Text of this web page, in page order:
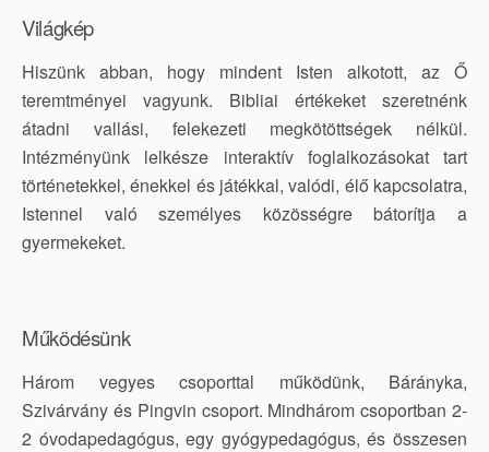
Világkép
Hiszünk abban, hogy mindent Isten alkotott, az Ő
teremtményei vagyunk. Bibliai értékeket szeretnénk
átadni vallási, felekezeti megkötöttségek nélkül.
Intézményünk lelkésze interaktív foglalkozásokat tart
történetekkel, énekkel és játékkal, valódi, élő kapcsolatra,
Istennel való személyes közösségre bátorítja a
gyermekeket.
Működésünk
Három vegyes csoporttal működünk, Bárányka,
Szivárvány és Pingvin csoport. Mindhárom csoportban 2-
2 óvodapedagógus, egy gyógypedagógus, és összesen